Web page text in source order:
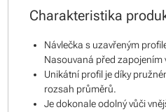
Charakteristika
Návlečka s uzavřeným
Nasouvaná před zapojením
Unikátní profil je díky
rozsah průměrů.
Je dokonale odolný vůči